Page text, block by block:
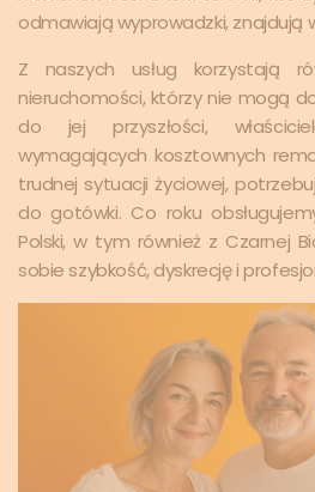
odmawiają wyprowadzki, znajdują
Z naszych usług korzystają
nieruchomości, którzy nie mogą
do jej przyszłości,
wymagających kosztownych
trudnej sytuacji życiowej,
do gotówki. Co roku
Polski, w tym również z Czarnej
sobie szybkość, dyskrecję i